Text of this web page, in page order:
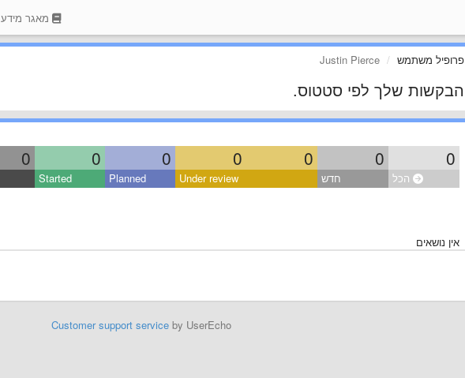
מאגר מידע
פרופיל משתמש Justin Pierce
הבקשות שלך לפי סטטוס.
0
0
0
0
0
0
0
הכל חדש Under review
Planned
Started
אין נושאים
Customer support serviceby UserEcho